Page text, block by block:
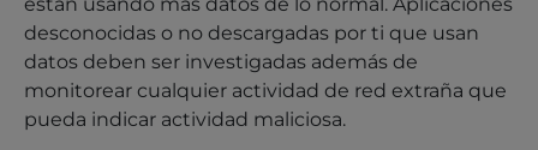
desconocidas o no descargadas por ti que usan
datos deben ser investigadas además de
monitorear cualquier actividad de red extraña que
pueda indicar actividad maliciosa.